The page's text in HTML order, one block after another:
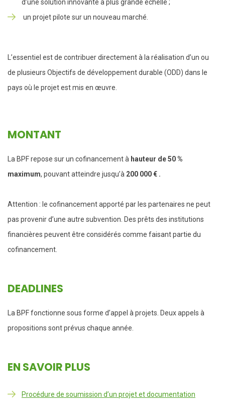
d’une solution innovante à plus grande échelle ;
un projet pilote sur un nouveau marché.
L’essentiel est de contribuer directement à la réalisation d’un ou
de plusieurs Objectifs de développement durable (ODD) dans le
pays où le projet est mis en œuvre.
MONTANT
La BPF repose sur un cofinancement à hauteur de 50 %
maximum, pouvant atteindre jusqu’à 200 000 € .
Attention : le cofinancement apporté par les partenaires ne peut
pas provenir d’une autre subvention. Des prêts des institutions
financières peuvent être considérés comme faisant partie du
cofinancement.
DEADLINES
La BPF fonctionne sous forme d’appel à projets. Deux appels à
propositions sont prévus chaque année.
EN SAVOIR PLUS
Procédure de soumission d’un projet et documentation